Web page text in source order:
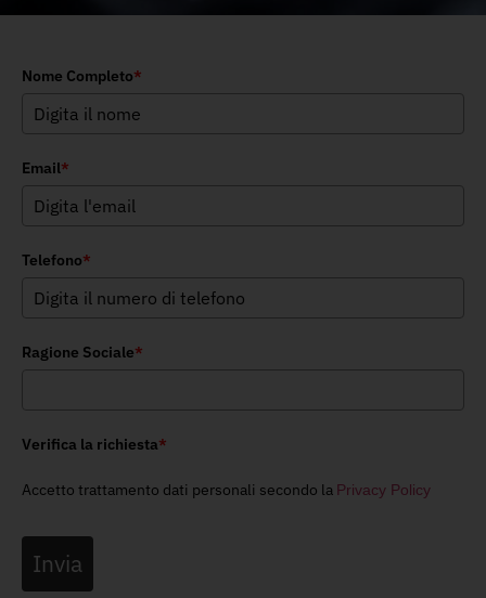
Nome Completo*
Email*
Telefono*
Ragione Sociale*
Verifica la richiesta*
Accetto trattamento dati personali secondo la Privacy Policy
Invia